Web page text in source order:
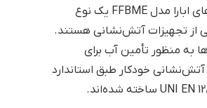
بوستر پمپ‌های ابارا مدل FFBME یک نوع
از تجهیزات آتش‌نشانی هستند.
به منظور تأمین آب برای
خودکار طبق استاندارد